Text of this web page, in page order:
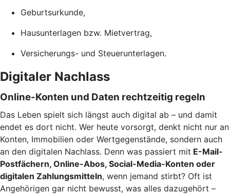
Geburtsurkunde,
Hausunterlagen bzw. Mietvertrag,
Versicherungs- und Steuerunterlagen.
Digitaler Nachlass
Online-Konten und Daten rechtzeitig regeln
Das Leben spielt sich längst auch digital ab – und damit
endet es dort nicht. Wer heute vorsorgt, denkt nicht nur an
Konten, Immobilien oder Wertgegenstände, sondern auch
an den digitalen Nachlass. Denn was passiert mit E-Mail-
Postfächern, Online-Abos, Social-Media-Konten oder
digitalen Zahlungsmitteln, wenn jemand stirbt? Oft ist
Angehörigen gar nicht bewusst, was alles dazugehört –